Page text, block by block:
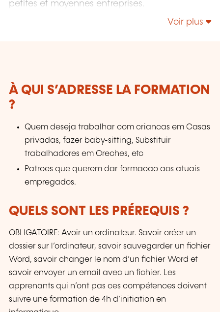
petites et moyennes entreprises.
Voir plus
À QUI S’ADRESSE LA FORMATION
?
Quem deseja trabalhar com criancas em Casas
privadas, fazer baby-sitting, Substituir
trabalhadores em Creches, etc
Patroes que querem dar formacao aos atuais
empregados.
QUELS SONT LES PRÉREQUIS ?
OBLIGATOIRE: Avoir un ordinateur. Savoir créer un
dossier sur l’ordinateur, savoir sauvegarder un fichier
Word, savoir changer le nom d’un fichier Word et
savoir envoyer un email avec un fichier. Les
apprenants qui n’ont pas ces compétences doivent
suivre une formation de 4h d’initiation en